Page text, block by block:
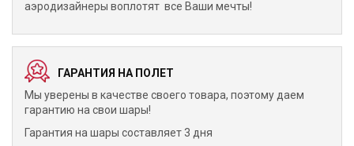
аэродизайнеры воплотят все Ваши мечты!
ГАРАНТИЯ НА ПОЛЕТ
Мы уверены в качестве своего товара, поэтому даем
гарантию на свои шары!
Гарантия на шары составляет 3 дня